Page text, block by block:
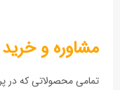
مشاوره و
تمامی محصولاتی که در